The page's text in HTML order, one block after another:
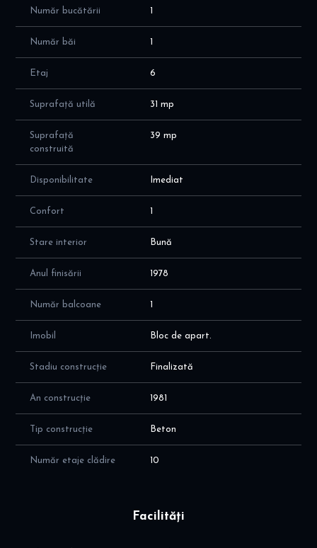
Număr bucătării 1
Număr băi 1
Etaj 6
Suprafață utilă 31 mp
Suprafață
construită
39 mp
Disponibilitate Imediat
Confort 1
Stare interior Bună
Anul finisării 1978
Număr balcoane 1
Imobil Bloc de apart.
Stadiu construcție Finalizată
An construcție 1981
Tip construcție Beton
Număr etaje clădire 10
Facilități